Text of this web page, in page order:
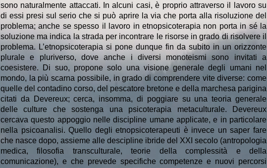
sono naturalmente attaccati. In alcuni casi, è proprio attraverso il lavoro su
di essi presi sul serio che si può aprire la via che porta alla risoluzione del
problema; anche se spesso il lavoro in etnopsicoterapia non porta in sé la
soluzione ma indica la strada per incontrare le risorse in grado di risolvere il
problema. L’etnopsicoterapia si pone dunque fin da subito in un orizzonte
plurale e pluriverso, dove anche i diversi monoteismi sono invitati a
coesistere. Di suo, propone solo una visione generale degli umani nel
mondo, la più scarna possibile, in grado di comprendere vite diverse: come
quelle del contadino corso, del pescatore bretone e della marchesa parigina
citati da Devereux; cerca, insomma, di poggiare su una teoria generale
delle culture che sostenga una psicoterapia metaculturale. Devereux
cercava questo appoggio nelle discipline umane applicate, e in particolare
nella psicoanalisi. Quello degli etnopsicoterapeuti è invece un saper fare
che nasce dopo, assieme alle descipline ibride del XXI secolo (antropologia
medica, filosofia transculturale, teorie della complessità e della
comunicazione), e che prevede specifiche competenze e nuovi percorsi